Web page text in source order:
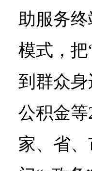
助服务
模式，
到群众
公积金
家、省